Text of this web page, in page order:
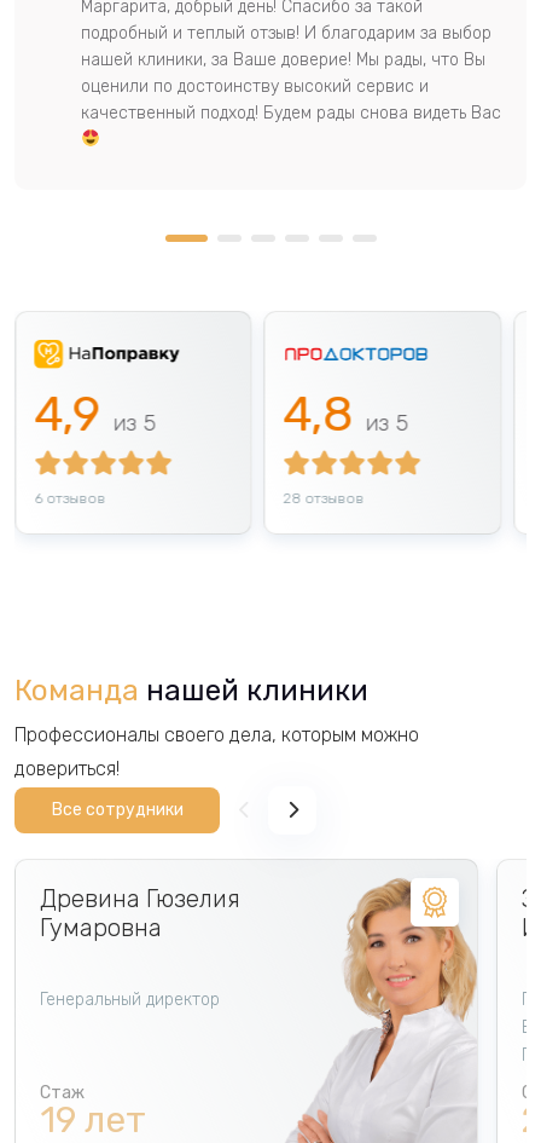
Маргарита, добрый день! Спасибо за такой
подробный и теплый отзыв! И благодарим за выбор
нашей клиники, за Ваше доверие! Мы рады, что Вы
оценили по достоинству высокий сервис и
качественный подход! Будем рады снова видеть Вас
4,9
6 отзывов
4,8
28 отзывов
Команда нашей клиники
Профессионалы своего дела, которым можно
довериться!
Все сотрудники
Древина Гюзелия
Гумаровна
Генеральный директор
19 лет